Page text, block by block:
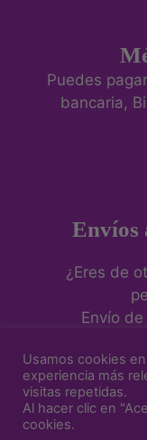
Puedes
bancaria,
Envíos
¿Eres de
Envío
Aviso Legal-
Usamos cookies
experiencia más
visitas repetidas.
Al hacer clic en
cookies.